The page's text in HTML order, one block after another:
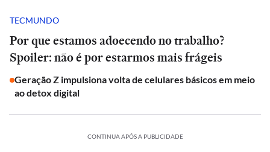
TECMUNDO
Por que estamos adoecendo no trabalho?
Spoiler: não é por estarmos mais frágeis
Geração Z impulsiona volta de celulares básicos em meio
ao detox digital
CONTINUA APÓS A PUBLICIDADE